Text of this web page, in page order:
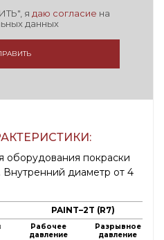
я даю согласие на
данных
оборудования покраски
диаметр от 4
PAINT–2T (R7)
Рабочее
давление
Разрывное
давление